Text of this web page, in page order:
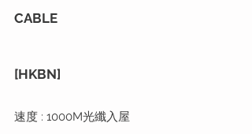
CABLE
[HKBN]
速度 : 1000M光纖入屋